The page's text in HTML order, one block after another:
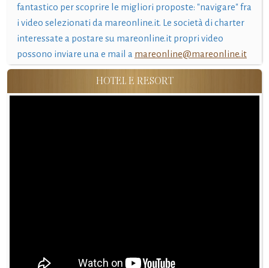
fantastico per scoprire le migliori proposte: "navigare" fra
i video selezionati da mareonline.it. Le società di charter
interessate a postare su mareonline.it propri video
possono inviare una e mail a mareonline@mareonline.it
HOTEL E RESORT